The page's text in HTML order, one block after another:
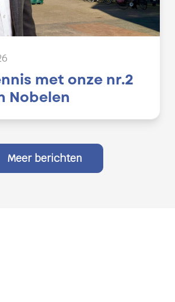
met onze nr.2
Nobelen
Meer berichten